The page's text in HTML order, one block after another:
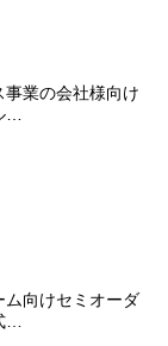
事業の会社様向け
…
ム向けセミオーダ
…